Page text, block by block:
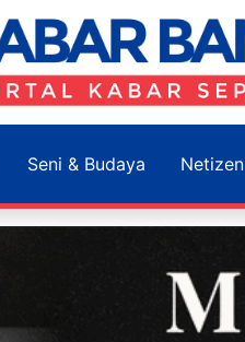
Seni & Budaya Netizen